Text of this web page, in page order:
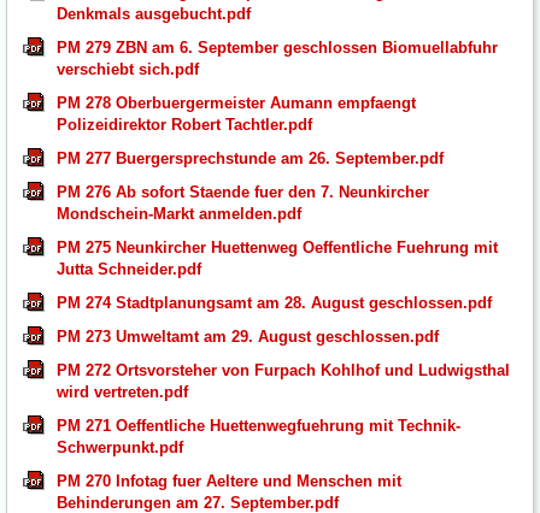
Denkmals ausgebucht.pdf
PM 279 ZBN am 6. September geschlossen Biomuellabfuhr
verschiebt sich.pdf
PM 278 Oberbuergermeister Aumann empfaengt
Polizeidirektor Robert Tachtler.pdf
PM 277 Buergersprechstunde am 26. September.pdf
PM 276 Ab sofort Staende fuer den 7. Neunkircher
Mondschein-Markt anmelden.pdf
PM 275 Neunkircher Huettenweg Oeffentliche Fuehrung mit
Jutta Schneider.pdf
PM 274 Stadtplanungsamt am 28. August geschlossen.pdf
PM 273 Umweltamt am 29. August geschlossen.pdf
PM 272 Ortsvorsteher von Furpach Kohlhof und Ludwigsthal
wird vertreten.pdf
PM 271 Oeffentliche Huettenwegfuehrung mit Technik-
Schwerpunkt.pdf
PM 270 Infotag fuer Aeltere und Menschen mit
Behinderungen am 27. September.pdf